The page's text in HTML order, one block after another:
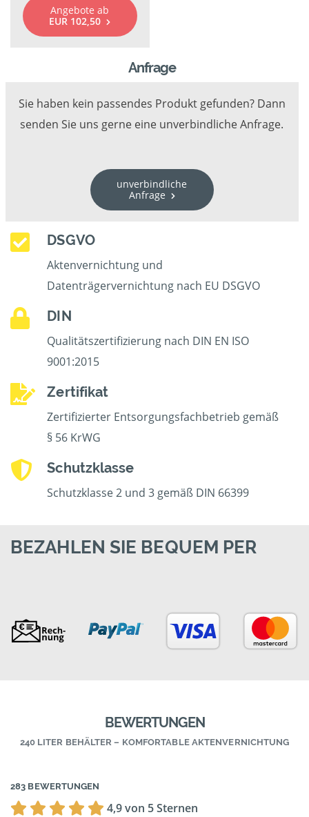
Angebote ab
EUR 102,50
Anfrage
Sie haben kein passendes Produkt gefunden? Dann
senden Sie uns gerne eine unverbindliche Anfrage.
unverbindliche
Anfrage
DSGVO
Aktenvernichtung und
Datenträgervernichtung nach EU DSGVO
DIN
Qualitätszertifizierung nach DIN EN ISO
9001:2015
Zertifikat
Zertifizierter Entsorgungsfachbetrieb gemäß
§ 56 KrWG
Schutzklasse
Schutzklasse 2 und 3 gemäß DIN 66399
BEZAHLEN SIE BEQUEM PER
BEWERTUNGEN
240 LITER BEHÄLTER – KOMFORTABLE AKTENVERNICHTUNG
283 BEWERTUNGEN
4,9 von 5 Sternen